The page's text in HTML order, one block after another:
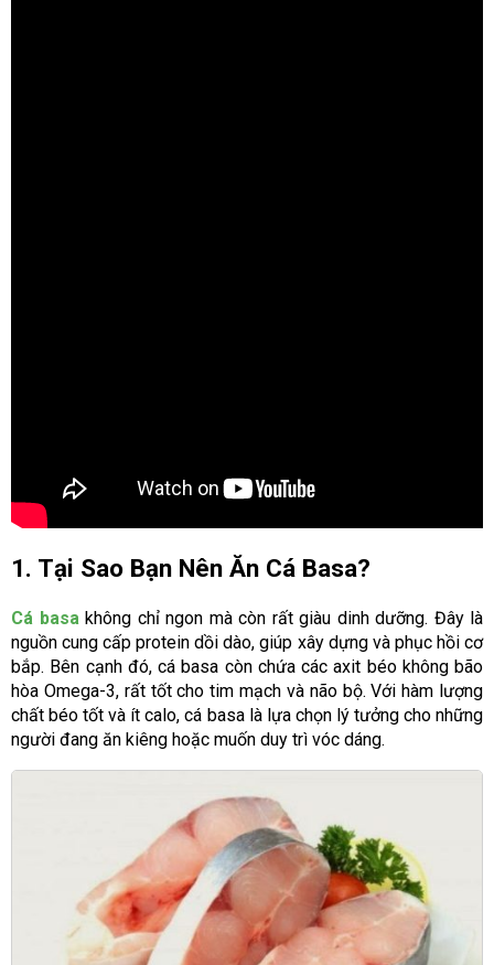
1. Tại Sao Bạn Nên Ăn Cá Basa?
Cá basa không chỉ ngon mà còn rất giàu dinh dưỡng. Đây là
nguồn cung cấp protein dồi dào, giúp xây dựng và phục hồi cơ
bắp. Bên cạnh đó, cá basa còn chứa các axit béo không bão
hòa Omega-3, rất tốt cho tim mạch và não bộ. Với hàm lượng
chất béo tốt và ít calo, cá basa là lựa chọn lý tưởng cho những
người đang ăn kiêng hoặc muốn duy trì vóc dáng.